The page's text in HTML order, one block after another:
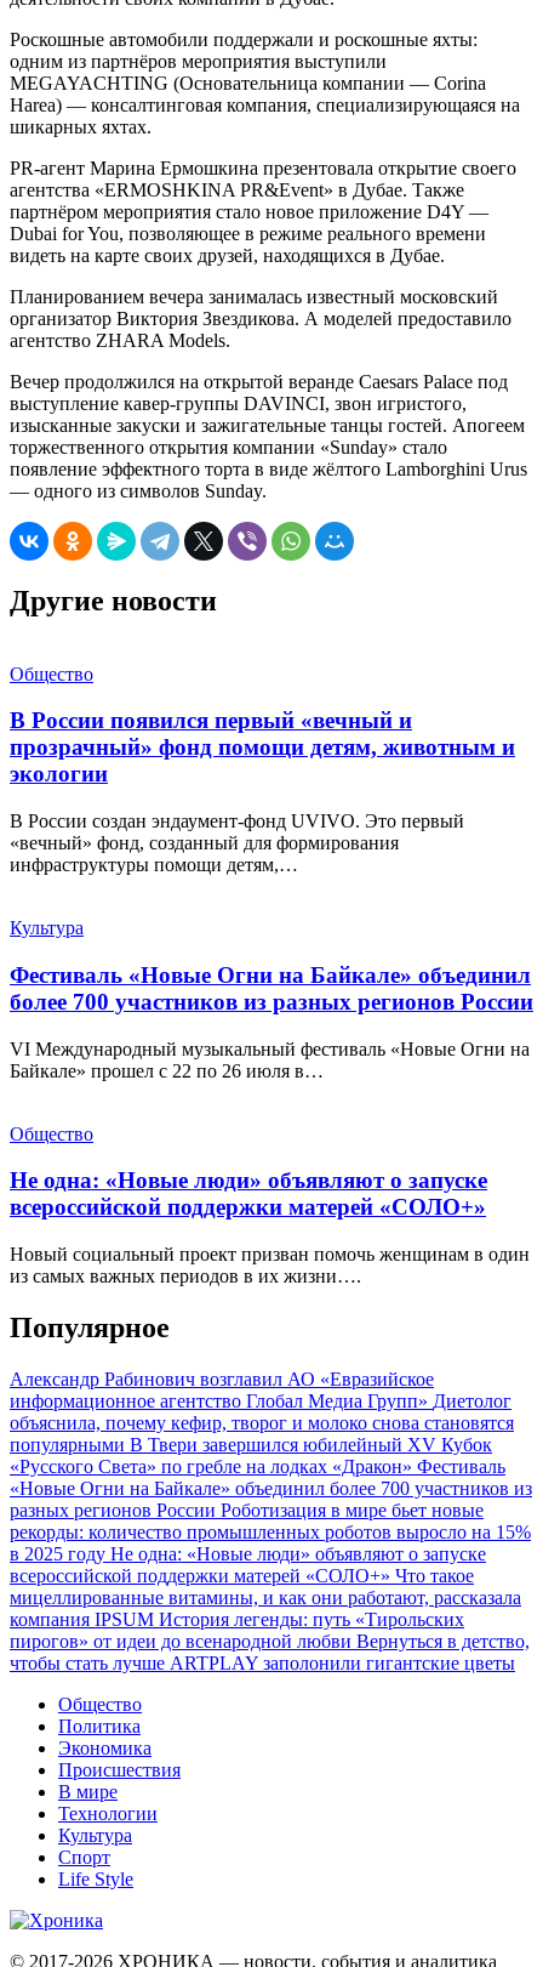
Роскошные автомобили поддержали и роскошные яхты:
одним из партнёров мероприятия выступили
MEGAYACHTING (Основательница компании — Corina
Harea) — консалтинговая компания, специализирующаяся на
шикарных яхтах.
PR-агент Марина Ермошкина презентовала открытие своего
агентства «ERMOSHKINA PR&Event» в Дубае. Также
партнёром мероприятия стало новое приложение D4Y —
Dubai for You, позволяющее в режиме реального времени
видеть на карте своих друзей, находящихся в Дубае.
Планированием вечера занималась известный московский
организатор Виктория Звездикова. А моделей предоставило
агентство ZHARA Models.
Вечер продолжился на открытой веранде Caesars Palace под
выступление кавер-группы DAVINCI, звон игристого,
изысканные закуски и зажигательные танцы гостей. Апогеем
торжественного открытия компании «Sunday» стало
появление эффектного торта в виде жёлтого Lamborghini Urus
— одного из символов Sunday.
Другие новости
Общество
В России появился первый «вечный и
прозрачный» фонд помощи детям, животным и
экологии
В России создан эндаумент-фонд UVIVO. Это первый
«вечный» фонд, созданный для формирования
инфраструктуры помощи детям,…
Культура
Фестиваль «Новые Огни на Байкале» объединил
более 700 участников из разных регионов России
VI Международный музыкальный фестиваль «Новые Огни на
Байкале» прошел с 22 по 26 июля в…
Общество
Не одна: «Новые люди» объявляют о запуске
всероссийской поддержки матерей «СОЛО+»
Новый социальный проект призван помочь женщинам в один
из самых важных периодов в их жизни….
Популярное
Александр Рабинович возглавил АО «Евразийское
информационное агентство Глобал Медиа Групп» Диетолог
объяснила, почему кефир, творог и молоко снова становятся
популярными В Твери завершился юбилейный XV Кубок
«Русского Света» по гребле на лодках «Дракон» Фестиваль
«Новые Огни на Байкале» объединил более 700 участников из
разных регионов России Роботизация в мире бьет новые
рекорды: количество промышленных роботов выросло на 15%
в 2025 году Не одна: «Новые люди» объявляют о запуске
всероссийской поддержки матерей «СОЛО+» Что такое
мицеллированные витамины, и как они работают, рассказала
компания IPSUM История легенды: путь «Тирольских
пирогов» от идеи до всенародной любви Вернуться в детство,
чтобы стать лучше ARTPLAY заполонили гигантские цветы
Общество
Политика
Экономика
Происшествия
В мире
Технологии
Культура
Спорт
Life Style
© 2017-2026 ХРОНИКА — новости, события и аналитика